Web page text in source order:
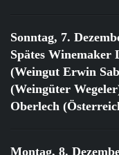
Sonntag, 7.
Spätes
(Weingut Erwin
(Weingüter
Oberlech
Montag, 8.